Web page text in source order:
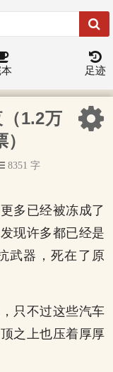
足迹
1.2万
8351 字
多已经被冻成了
现许多都已经是
武器，死在了原
只不过这些汽车
之上也压着厚厚